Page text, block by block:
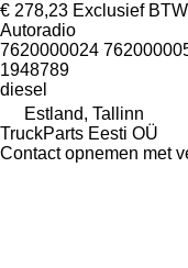
€ 278,23 Exclusief BTW
Autoradio
7620000024
1948789
diesel
Estland, Tallinn
TruckParts Eesti OÜ
Contact opnemen met